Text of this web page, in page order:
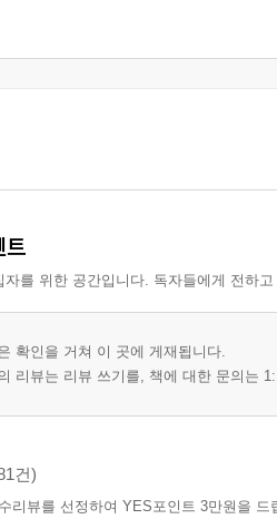
트
자를 위한 공간입니다. 독자들에게 전하
확인을 거쳐 이 곳에 게재됩니다.
리뷰는 리뷰 쓰기를, 책에 대한 문의는
건)
리뷰를 선정하여 YES포인트 3만원을 드